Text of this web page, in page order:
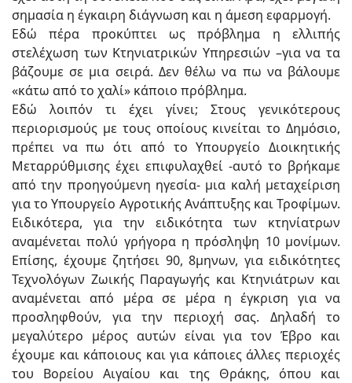
σημασία η έγκαιρη διάγνωση και η άμεση εφαρμογή.
Εδώ πέρα προκύπτει ως πρόβλημα η ελλιπής
στελέχωση των Κτηνιατρικών Υπηρεσιών –για να τα
βάζουμε σε μια σειρά. Δεν θέλω να πω να βάλουμε
«κάτω από το χαλί» κάποιο πρόβλημα.
Εδώ λοιπόν τι έχει γίνει; Στους γενικότερους
περιορισμούς με τους οποίους κινείται το Δημόσιο,
πρέπει να πω ότι από το Υπουργείο Διοικητικής
Μεταρρύθμισης έχει επιφυλαχθεί -αυτό το βρήκαμε
από την προηγούμενη ηγεσία- μια καλή μεταχείριση
για το Υπουργείο Αγροτικής Ανάπτυξης και Τροφίμων.
Ειδικότερα, για την ειδικότητα των κτηνίατρων
αναμένεται πολύ γρήγορα η πρόσληψη 10 μονίμων.
Επίσης, έχουμε ζητήσει 90, 8μηνων, για ειδικότητες
Τεχνολόγων Ζωικής Παραγωγής και Κτηνιάτρων και
αναμένεται από μέρα σε μέρα η έγκριση για να
προσληφθούν, για την περιοχή σας. Δηλαδή το
μεγαλύτερο μέρος αυτών είναι για τον Έβρο και
έχουμε και κάποιους και για κάποιες άλλες περιοχές
του Βορείου Αιγαίου και της Θράκης, όπου και